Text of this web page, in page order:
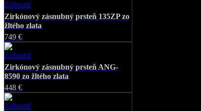
Zobraziť
Zirkónový zásnubný prsteň 135ZP zo
žltého zlata
749 €
Zobraziť
Zirkónový zásnubný prsteň ANG-
8590 zo žltého zlata
448 €
Zobraziť